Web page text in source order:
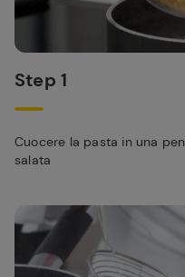
Step 1
Cuocere la pasta in una
salata